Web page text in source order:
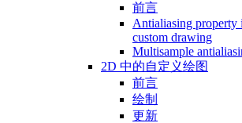
前言
Antialiasing property
custom drawing
Multisample
2D 中的自定义绘图
前言
绘制
更新